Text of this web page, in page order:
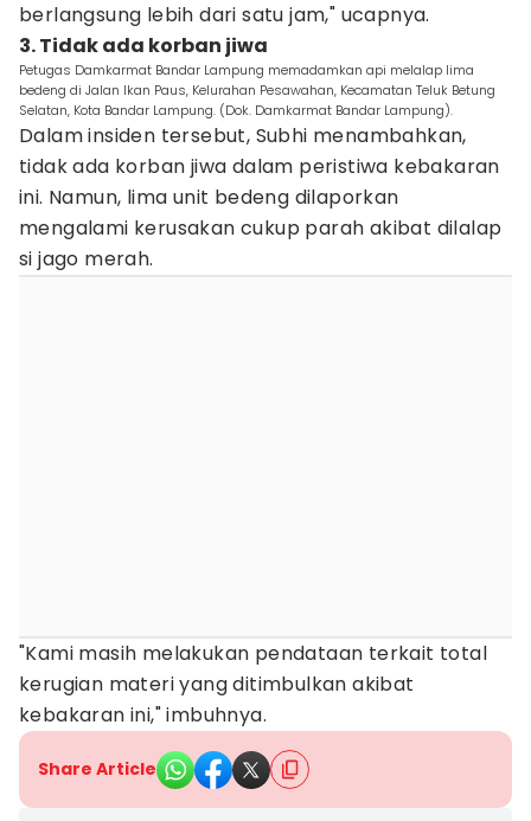
berlangsung lebih dari satu jam," ucapnya.
3. Tidak ada korban jiwa
Petugas Damkarmat Bandar Lampung memadamkan api melalap lima
bedeng di Jalan Ikan Paus, Kelurahan Pesawahan, Kecamatan Teluk Betung
Selatan, Kota Bandar Lampung. (Dok. Damkarmat Bandar Lampung).
Dalam insiden tersebut, Subhi menambahkan,
tidak ada korban jiwa dalam peristiwa kebakaran
ini. Namun, lima unit bedeng dilaporkan
mengalami kerusakan cukup parah akibat dilalap
si jago merah.
"Kami masih melakukan pendataan terkait total
kerugian materi yang ditimbulkan akibat
kebakaran ini," imbuhnya.
Share Article